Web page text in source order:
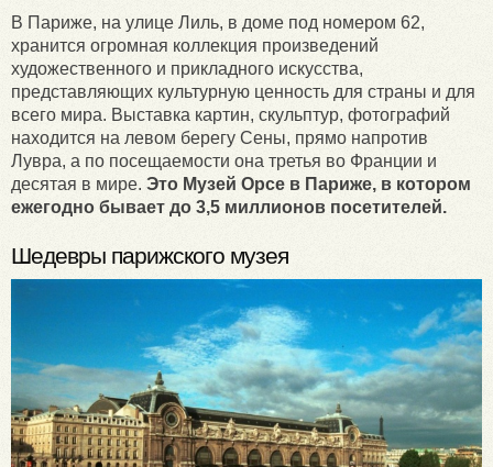
В Париже, на улице Лиль, в доме под номером 62,
хранится огромная коллекция произведений
художественного и прикладного искусства,
представляющих культурную ценность для страны и для
всего мира. Выставка картин, скульптур, фотографий
находится на левом берегу Сены, прямо напротив
Лувра, а по посещаемости она третья во Франции и
десятая в мире. Это Музей Орсе в Париже, в котором
ежегодно бывает до 3,5 миллионов посетителей.
Шедевры парижского музея